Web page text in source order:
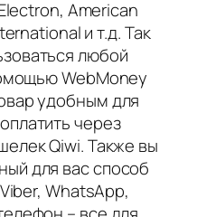
American
и т.д. Так
любой
WebMoney
удобным для
через
Qiwi. Также вы
для вас способ
WhatsApp,